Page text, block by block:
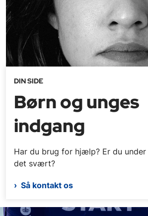
DIN SIDE
Børn og unges
indgang
Har du brug for hjælp? Er du under
det svært?
Så kontakt os